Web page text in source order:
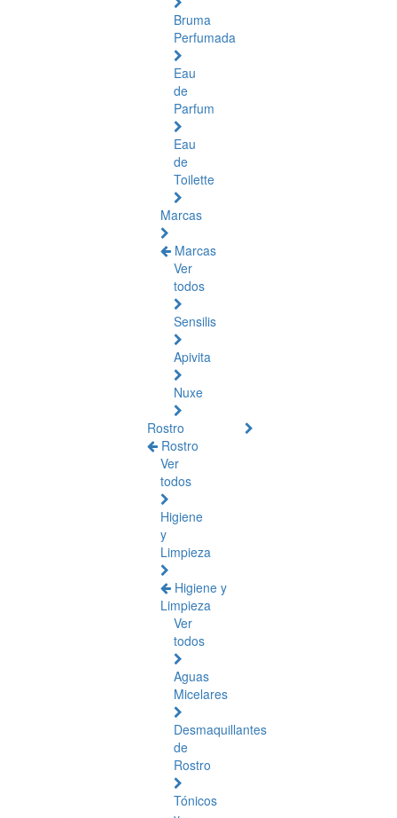
Bruma
Perfumada
Eau
de
Parfum
Eau
de
Toilette
Marcas
Marcas
Ver
todos
Sensilis
Apivita
Nuxe
Rostro
Rostro
Ver
todos
Higiene
y
Limpieza
Higiene y
Limpieza
Ver
todos
Aguas
Micelares
Desmaquillantes
de
Rostro
Tónicos